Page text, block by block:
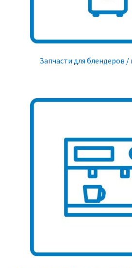
Запчасти для блендеров /